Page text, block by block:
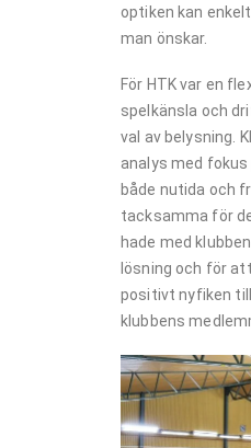
optiken kan
man önskar.
För HTK var en
spelkänsla och
val av belysning.
analys med
både nutida och
tacksamma för
hade med
lösning och för
positivt nyfiken
klubbens